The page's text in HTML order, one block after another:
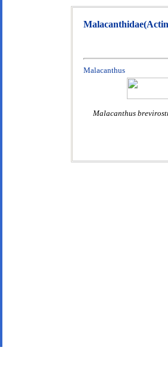
Malacanthus
Malacanthus